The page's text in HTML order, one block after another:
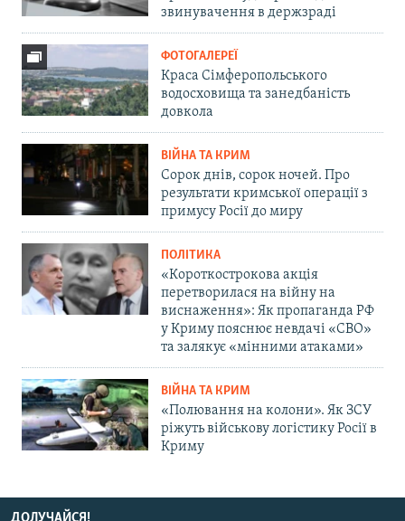
звинувачення в держзраді
ФОТОГАЛЕРЕЇ
Краса Сімферопольського
водосховища та занедбаність
довкола
ВІЙНА ТА КРИМ
Сорок днів, сорок ночей. Про
результати кримської операції з
примусу Росії до миру
ПОЛІТИКА
«Короткострокова акція
перетворилася на війну на
виснаження»: Як пропаганда РФ
у Криму пояснює невдачі «СВО»
та залякує «мінними атаками»
ВІЙНА ТА КРИМ
«Полювання на колони». Як ЗСУ
ріжуть військову логістику Росії в
Криму